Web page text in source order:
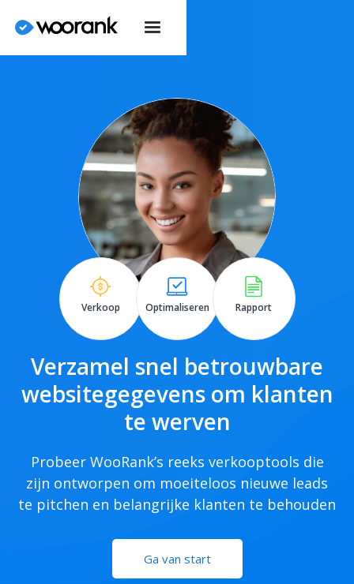
Verkoop Optimaliseren Rapport
Verzamel snel betrouwbare
websitegegevens om klanten
te werven
Probeer WooRank’s reeks verkooptools die
zijn ontworpen om moeiteloos nieuwe leads
te pitchen en belangrijke klanten te behouden
Ga van start